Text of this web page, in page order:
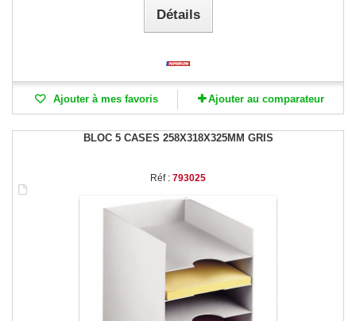
Détails
Ajouter à mes favoris Ajouter au comparateur
BLOC 5 CASES 258X318X325MM GRIS
Réf : 793025